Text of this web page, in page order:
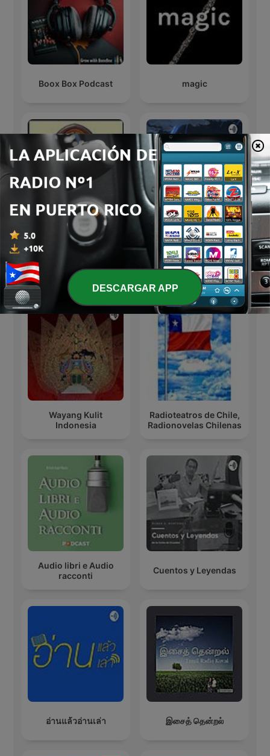
Boox Box Podcast magic
Old Time Radio Theater World war III
Más podcasts internacionales de Arte
Wayang Kulit
Indonesia
Radioteatros de Chile,
Radionovelas Chilenas
Audio libri e Audio
racconti
Cuentos y Leyendas
อ่านแล้วอ่านเล่า இசைத் தென்றல்
DESCARGAR APP